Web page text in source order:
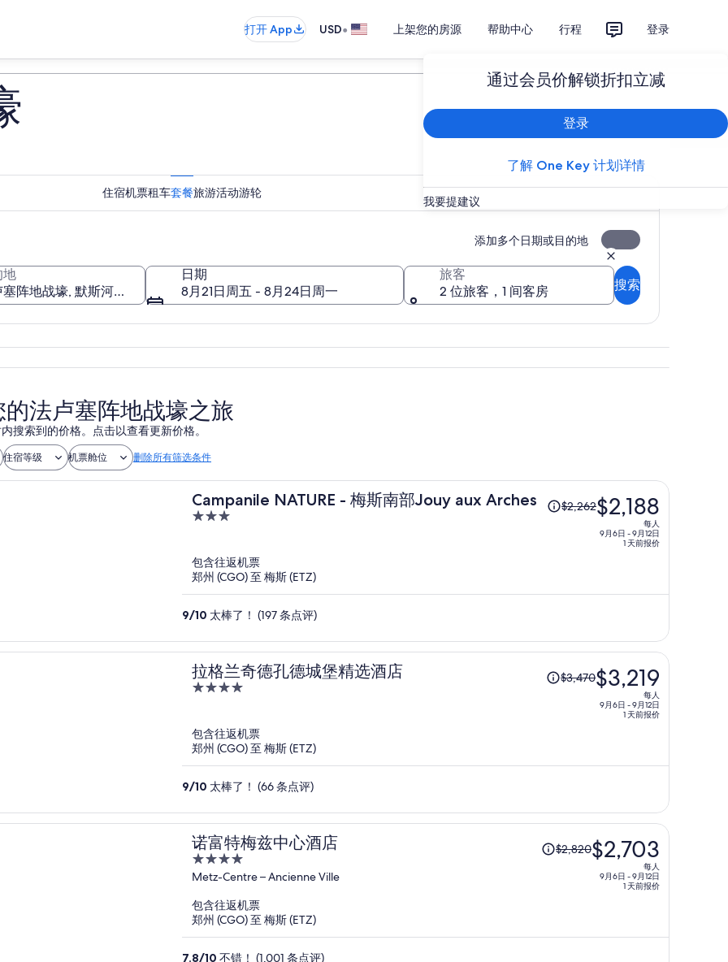
打开 App USD• 上架您的房源 帮助中心 行程 登录
通过会员价解锁折扣立减
登录
了解 One Key 计划详情
我要提建议
住宿机票租车套餐旅游活动游轮
添加多个日期或目的地
日期
8月21日周五 - 8月24日周一
旅客
2 位旅客，1 间客房
搜索
法卢塞阵地战壕之旅
搜索到的价格。点击以查看更新价格。
住宿等级 机票舱位 删除所有筛选条件
Campanile NATURE - 梅斯南部Jouy aux Arches
3
5
原
价
为
人
$2,262$2,188
每人
9月6日 - 9月12日
1 天前报价
包含往返机票
郑州 (CGO) 至 梅斯 (ETZ)
9/10 太棒了！ (197 条点评)
拉格兰奇德孔德城堡精选酒店
4
5
原
价
为
人
$3,470$3,219
每人
9月6日 - 9月12日
1 天前报价
包含往返机票
郑州 (CGO) 至 梅斯 (ETZ)
9/10 太棒了！ (66 条点评)
诺富特梅兹中心酒店
4
out
5
Metz-Centre – Ancienne Ville
原
价
$2,820$2,703
每人
9月6日 - 9月12日
1 天前报价
包含往返机票
郑州 (CGO) 至 梅斯 (ETZ)
7.8/10 不错！ (1,001 条点评)